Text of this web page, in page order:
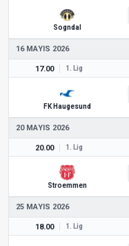
Sogndal
16 MAYIS 2026
17.00 1. Lig
FK Haugesund
20 MAYIS 2026
20.00 1. Lig
Stroemmen
25 MAYIS 2026
18.00 1. Lig